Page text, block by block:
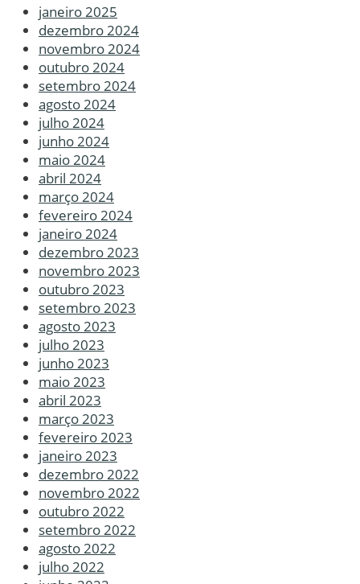
janeiro 2025
dezembro 2024
novembro 2024
outubro 2024
setembro 2024
agosto 2024
julho 2024
junho 2024
maio 2024
abril 2024
março 2024
fevereiro 2024
janeiro 2024
dezembro 2023
novembro 2023
outubro 2023
setembro 2023
agosto 2023
julho 2023
junho 2023
maio 2023
abril 2023
março 2023
fevereiro 2023
janeiro 2023
dezembro 2022
novembro 2022
outubro 2022
setembro 2022
agosto 2022
julho 2022